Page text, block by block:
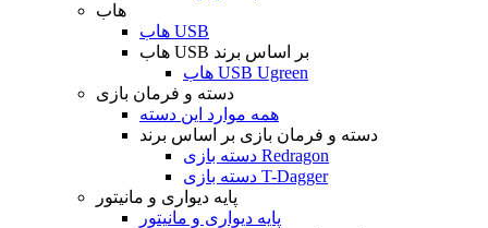
هاب
هاب USB
هاب USB بر اساس برند
هاب USB Ugreen
دسته و فرمان بازی
همه موارد این دسته
دسته و فرمان بازی بر اساس برند
دسته بازی Redragon
دسته بازی T-Dagger
پایه دیواری و مانیتور
پایه دیواری و مانیتور